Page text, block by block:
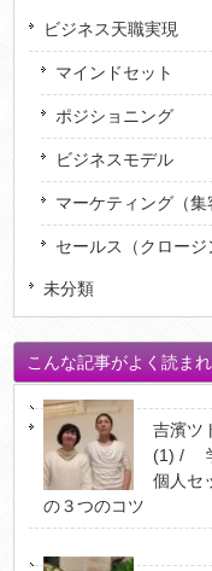
ビジネス天職実現
マインドセット
ポジショニング
ビジネスモデル
マーケティング（集
セールス（クロージ
未分類
こんな記事がよく読ま
吉濱ツ
(1) /
個人セ
の３つのコツ